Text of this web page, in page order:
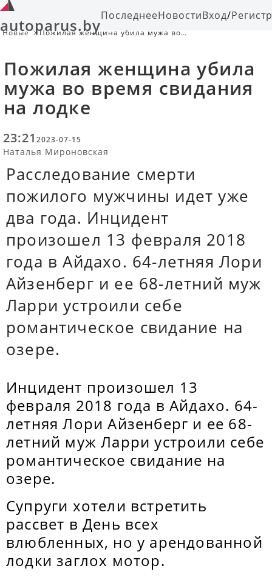
autoparus.byПоследнееНовостиВход/
Новые
Пожилая женщина убила мужа во
Пожилая женщина убила
мужа во время свидания
на лодке
23:21 2023-07-15
Наталья Мироновская
Расследование смерти
пожилого мужчины идет уже
два года. Инцидент
произошел 13 февраля 2018
года в Айдахо. 64-летняя Лори
Айзенберг и ее 68-летний муж
Ларри устроили себе
романтическое свидание на
озере.
Инцидент произошел 13
февраля 2018 года в Айдахо. 64-
летняя Лори Айзенберг и ее 68-
летний муж Ларри устроили себе
романтическое свидание на
озере.
Супруги хотели встретить
рассвет в День всех
влюбленных, но у арендованной
лодки заглох мотор.